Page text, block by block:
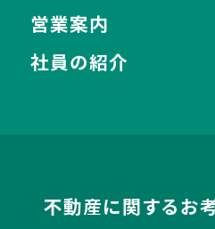
営業案内
社員の紹介
不動産に関するお